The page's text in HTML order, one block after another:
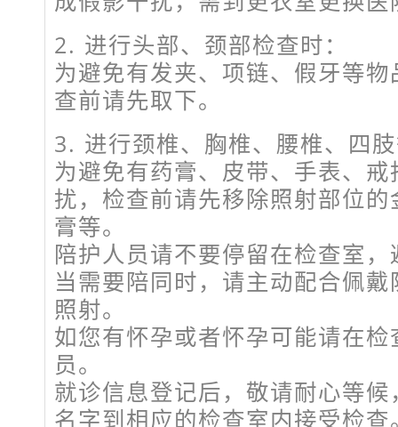
2. 进行头部、颈部检查时：
为避免有发夹、项链、假牙等
查前请先取下。
3. 进行颈椎、胸椎、腰椎、四
为避免有药膏、皮带、手表、
扰，检查前请先移除照射部位
膏等。
陪护人员请不要停留在检查室
当需要陪同时，请主动配合佩
照射。
如您有怀孕或者怀孕可能请在
员。
就诊信息登记后，敬请耐心等
名字到相应的检查室内接受检查